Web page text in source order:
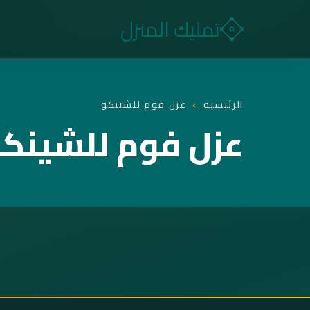
تمليك المنزل
الرئيسية › عزل فوم للشينكو
عزل فوم